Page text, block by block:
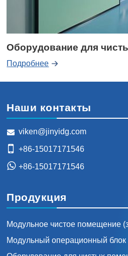
Оборудование для
Подробнее
Наши контакты
viken@jinyidg.com
+86-15017171546
+86-15017171546
Продукция
Модульное чистое помещение
Модульный операционный блок